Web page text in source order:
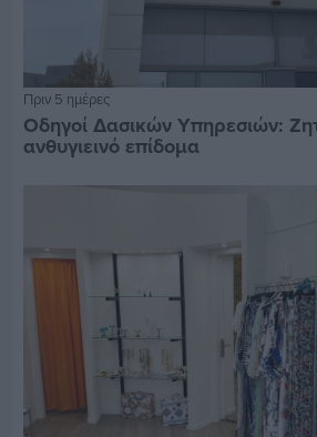
Πριν 5 ημέρες
Οδηγοί Δασικών Υπηρεσιών:
ανθυγιεινό επίδομα